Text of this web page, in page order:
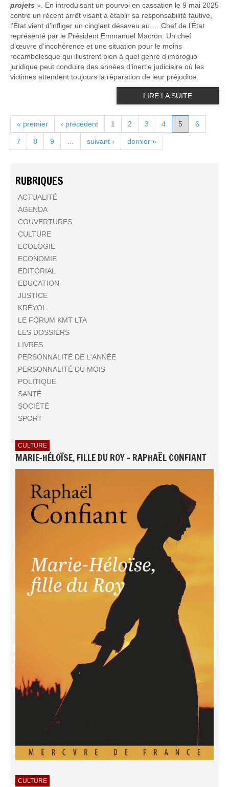
projets ». En introduisant un pourvoi en cassation le 9 mai 2025
contre un récent arrêt visant à établir sa responsabilité fautive,
l’État vient d’infliger un cinglant désaveu au … Chef de l’État
représenté par le Président Emmanuel Macron. Un chef
d’œuvre d’incohérence et une situation pour le moins
rocambolesque qui illustrent bien à quel genre d’imbroglio
juridique peut conduire des années d’inertie judiciaire où les
victimes attendent toujours la réparation de leur préjudice.
LIRE LA SUITE
PAGES
« premier ‹ précédent 1 2 3 4 5 6
7 8 9 suivant › dernier »
RUBRIQUES
ACTUALITÉ
AGENDA
COUVERTURES
CULTURE
ECOLOGIE
ECONOMIE
EDITORIAL
EDUCATION
JUSTICE
KRÉYOL
LE FORUM KMT LTA
LES DOSSIERS
LIVRES
PERSONNALITÉ DE L'ANNÉE
PERSONNALITÉ DU MOIS
POLITIQUE
SANTÉ
SOCIÉTÉ
SPORT
CULTURE
MARIE-HÉLOÏSE, FILLE DU ROY - RAPHAËL CONFIANT
CULTURE